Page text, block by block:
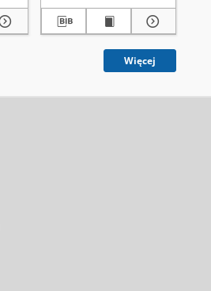
Więcej